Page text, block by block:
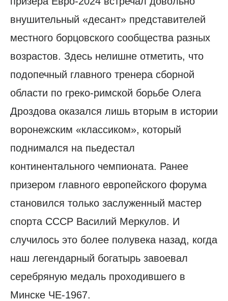
внушительный «десант» представителей
местного борцовского сообщества разных
возрастов. Здесь нелишне отметить, что
подопечный главного тренера сборной
области по греко-римской борьбе Олега
Дроздова оказался лишь вторым в истории
воронежским «классиком», который
поднимался на пьедестал
континентального чемпионата. Ранее
призером главного европейского форума
становился только заслуженный мастер
спорта СССР Василий Меркулов. И
случилось это более полувека назад, когда
наш легендарный богатырь завоевал
серебряную медаль проходившего в
Минске ЧЕ-1967.